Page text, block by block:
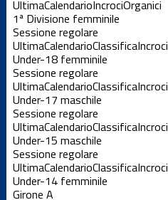
UltimaCalendarioIncrociOrganici
1ª Divisione femminile
Sessione regolare
UltimaCalendarioClassificaIncroci
Under-18 femminile
Sessione regolare
UltimaCalendarioClassificaIncroci
Under-17 maschile
Sessione regolare
UltimaCalendarioClassificaIncroci
Under-15 maschile
Sessione regolare
UltimaCalendarioClassificaIncroci
Under-14 femminile
Girone A